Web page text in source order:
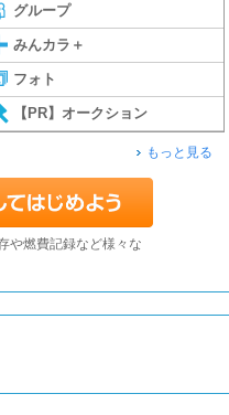
グループ
みんカラ＋
フォト
【PR】オークション
もっと見る
や燃費記録など様々な